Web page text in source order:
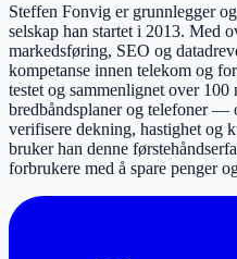
Steffen Fonvig er grunnlegger
selskap han startet i 2013. Med
markedsføring, SEO og
kompetanse innen telekom og
testet og sammenlignet over
bredbåndsplaner og telefoner —
verifisere dekning, hastighet og
bruker han denne
forbrukere med å spare penger